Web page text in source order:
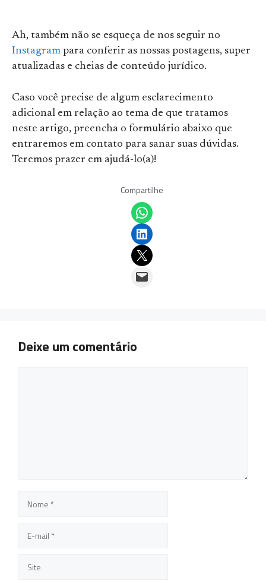
Ah, também não se esqueça de nos seguir no
Instagram para conferir as nossas postagens, super
atualizadas e cheias de conteúdo jurídico.
Caso você precise de algum esclarecimento
adicional em relação ao tema de que tratamos
neste artigo, preencha o formulário abaixo que
entraremos em contato para sanar suas dúvidas.
Teremos prazer em ajudá-lo(a)!
Compartilhe
Share on WhatsApp
Share on LinkedIn
Email this Page
Email this Page
Deixe um comentário
mail